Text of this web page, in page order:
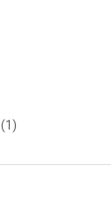
(1)